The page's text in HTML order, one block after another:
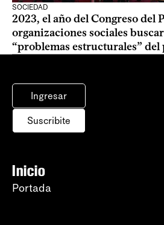
SOCIEDAD
2023, el año del Congreso del
organizaciones sociales
“problemas estructurales” del
Ingresar
Suscribite
Inicio
Portada